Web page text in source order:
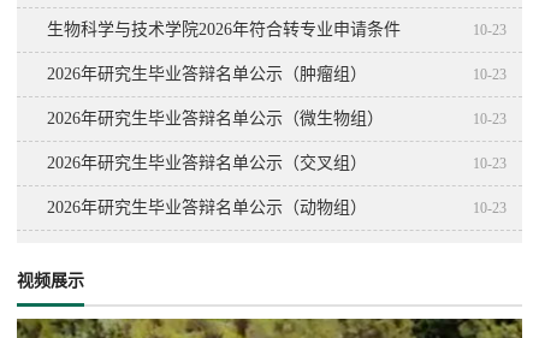
生物科学与技术学院2026年符合转专业申请条件
审核结果公示
10-23
2026年研究生毕业答辩名单公示（肿瘤组） 10-23
2026年研究生毕业答辩名单公示（微生物组） 10-23
2026年研究生毕业答辩名单公示（交叉组） 10-23
2026年研究生毕业答辩名单公示（动物组） 10-23
视频展示